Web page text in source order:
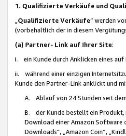
1. Qualifizierte Verkäufe und
Qualifizierte Verkäufe“ werden
(vorbehaltlich der in diesem
(a) Partner- Link auf Ihrer Site:
i. ein Kunde durch Anklicken eines
ii. während einer einzigen
Kunde den Partner-Link anklickt und
A. Ablauf von 24 Stunden seit
B. der Kunde bestellt ein Produkt,
Download einer Amazon Software
Downloads“, „Amazon Coin“,